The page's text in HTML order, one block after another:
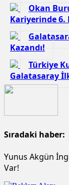
Okan
Kariyerinde 6.
Kazandı!
Türkiye
Galatasaray
Sıradaki haber:
Yunus Akgün
Var!